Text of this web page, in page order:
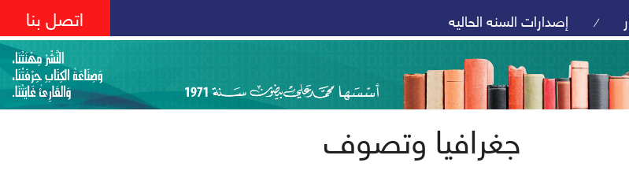
/ إصدارات السنه الحاليه اتصل بنا
جغرافيا وتصوف